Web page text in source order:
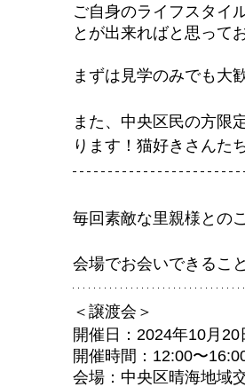
ご自身のライフスタイ
とが出来ればと思って
まずは見学のみでも大
また、中央区民の方限
ります！猫好きさんた
毎回素敵な里親様との
会場でお会いできるこ
＜譲渡会＞
開催日：2024年10月20
開催時間：12:00〜
会場：中央区晴海地域